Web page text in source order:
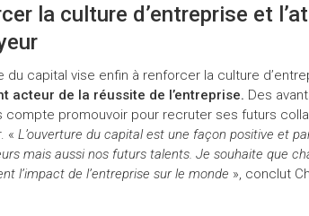
la culture d’entreprise et
du capital vise enfin à renforcer la culture
acteur de la réussite de l’entreprise. Des
compte promouvoir pour recruter ses futurs
« L’ouverture du capital est une façon positive et
mais aussi nos futurs talents. Je souhaite que
l’impact de l’entreprise sur le monde », conclut